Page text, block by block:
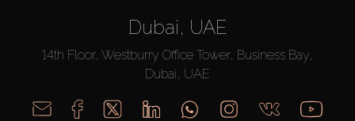
Dubai, UAE
14th Floor, Westburry Office Tower, Business Bay,
Dubai, UAE